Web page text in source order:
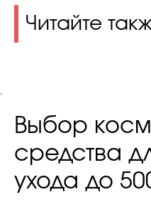
Читайте
.
Выбор
средства
ухода до